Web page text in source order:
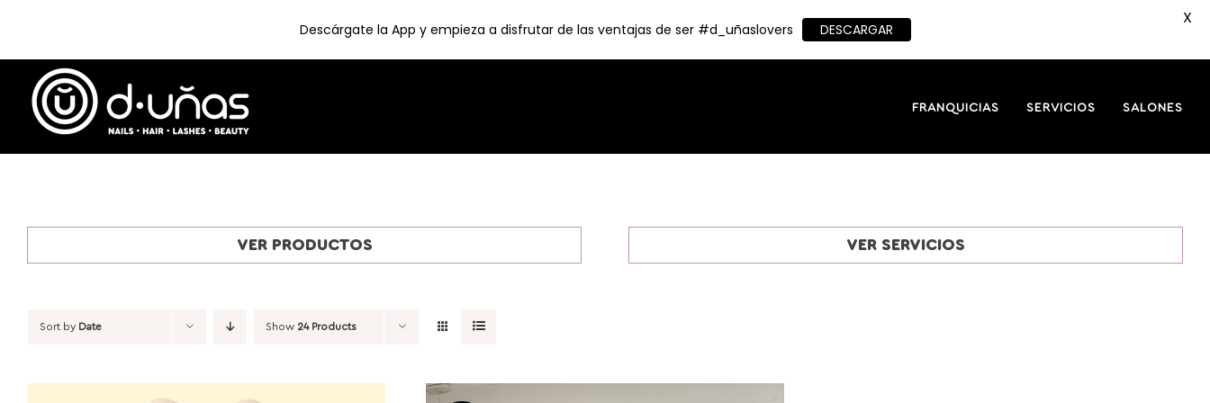
content
FRANQUICIAS SERVICIOS SALONES
VER PRODUCTOS VER SERVICIOS
Sort by Date Show 24 Products
Descárgate la App y empieza a disfrutar de las ventajas de ser #d_uñaslovers DESCARGAR
X